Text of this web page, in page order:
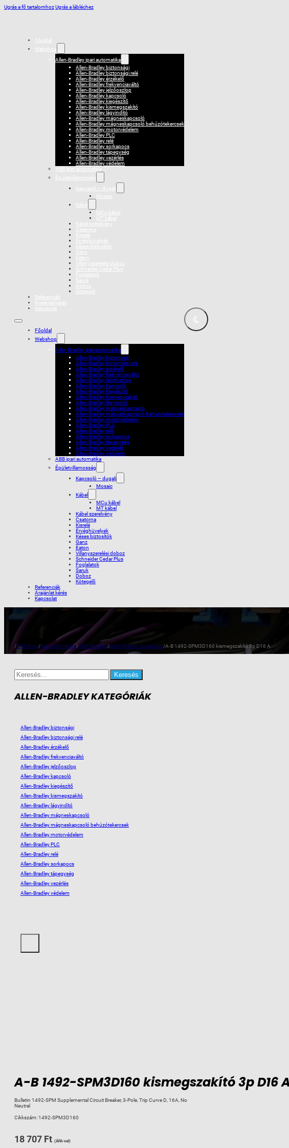
Ugrás a fő tartalomhozUgrás a lábléchez
Főoldal
Webshop
Allen-Bradley ipari automatika
Allen-Bradley biztonsági
Allen-Bradley biztonsági relé
Allen-Bradley érzékelő
Allen-Bradley frekvenciaváltó
Allen-Bradley jelzőoszlop
Allen-Bradley kapcsoló
Allen-Bradley kiegészítő
Allen-Bradley kismegszakító
Allen-Bradley lágyindító
Allen-Bradley mágneskapcsoló
Allen-Bradley mágneskapcsoló behúzótekercsek
Allen-Bradley motorvédelem
Allen-Bradley PLC
Allen-Bradley relé
Allen-Bradley sorkapocs
Allen-Bradley tápegység
Allen-Bradley vezérlés
Allen-Bradley védelem
ABB ipari automatika
Épületvillamosság
Kapcsoló – dugalj
Mosaic
Kábel
MCu kábel
MT kábel
Kábel szerelvény
Csatorna
Kisrelé
Érvéghüvelyek
Késes biztosítók
Ganz
Eaton
Villanyszerelési doboz
Schneider Cedar Plus
Foglalatok
Saruk
Doboz
Kötegelõ
Referenciák
Árajánlat kérés
Kapcsolat
Főoldal
Webshop
Allen-Bradley ipari automatika
Allen-Bradley biztonsági
Allen-Bradley biztonsági relé
Allen-Bradley érzékelő
Allen-Bradley frekvenciaváltó
Allen-Bradley jelzőoszlop
Allen-Bradley kapcsoló
Allen-Bradley kiegészítő
Allen-Bradley kismegszakító
Allen-Bradley lágyindító
Allen-Bradley mágneskapcsoló
Allen-Bradley mágneskapcsoló behúzótekercsek
Allen-Bradley motorvédelem
Allen-Bradley PLC
Allen-Bradley relé
Allen-Bradley sorkapocs
Allen-Bradley tápegység
Allen-Bradley vezérlés
Allen-Bradley védelem
ABB ipari automatika
Épületvillamosság
Kapcsoló – dugalj
Mosaic
Kábel
MCu kábel
MT kábel
Kábel szerelvény
Csatorna
Kisrelé
Érvéghüvelyek
Késes biztosítók
Ganz
Eaton
Villanyszerelési doboz
Schneider Cedar Plus
Foglalatok
Saruk
Doboz
Kötegelõ
Referenciák
Árajánlat kérés
Kapcsolat
/Webshop/Ipari automatika/Allen-Bradley/Allen-Bradley sorkapocs/A-B 1492-SPM3D160 kismegszakító 3p D16 A
Search
for:
ALLEN-BRADLEY KATEGÓRIÁK
Allen-Bradley biztonsági
Allen-Bradley biztonsági relé
Allen-Bradley érzékelő
Allen-Bradley frekvenciaváltó
Allen-Bradley jelzőoszlop
Allen-Bradley kapcsoló
Allen-Bradley kiegészítő
Allen-Bradley kismegszakító
Allen-Bradley lágyindító
Allen-Bradley mágneskapcsoló
Allen-Bradley mágneskapcsoló behúzótekercsek
Allen-Bradley motorvédelem
Allen-Bradley PLC
Allen-Bradley relé
Allen-Bradley sorkapocs
Allen-Bradley tápegység
Allen-Bradley vezérlés
Allen-Bradley védelem
A-B 1492-SPM3D160 kismegszakító 3p D16 A
Bulletin 1492-SPM Supplemental Circuit Breaker, 3-Pole, Trip Curve D, 16A, No
Neutral
Cikkszám:1492-SPM3D160
18 707 Ft (ÁFA-val)